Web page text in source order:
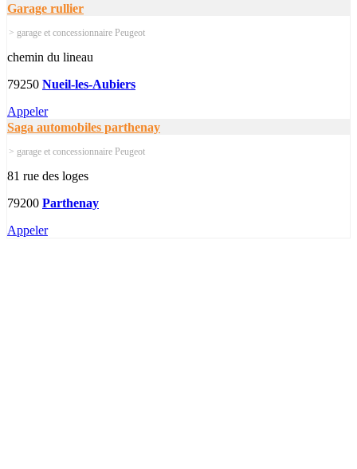
Garage rullier
> garage et concessionnaire Peugeot
chemin du lineau
79250 Nueil-les-Aubiers
Appeler
Saga automobiles parthenay
> garage et concessionnaire Peugeot
81 rue des loges
79200 Parthenay
Appeler